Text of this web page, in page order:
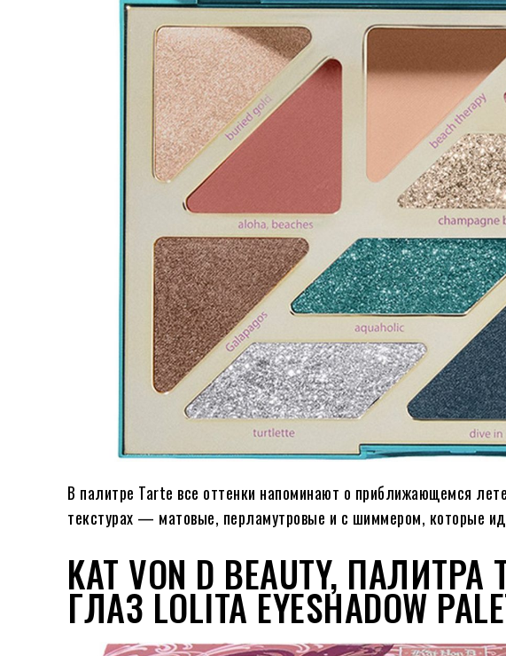
В палитре Tarte все оттенки напоминают о приближающемся
текстурах — матовые, перламутровые и с шиммером, которые
KAT VON D BEAUTY,
ГЛАЗ LOLITA EYESHADOW